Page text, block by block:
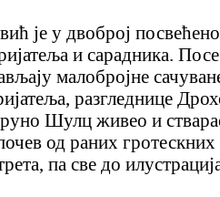
је у двоброј
и сарадника.
малобројне
разгледнице
Шулц живео и
од раних гротескних
па све до